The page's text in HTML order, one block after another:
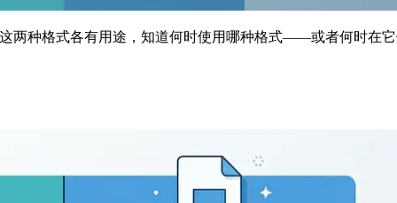
两种格式各有用途，知道何时使用哪种格式——或者何时